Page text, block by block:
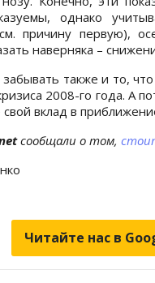
однако
причину первую),
наверняка –
также и то,
2008-го года. А
вклад в
сообщали о том,
Читайте нас в